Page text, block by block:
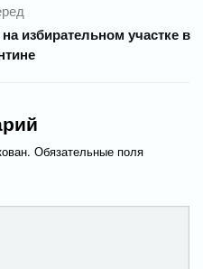
избирательном участке в
Обязательные поля